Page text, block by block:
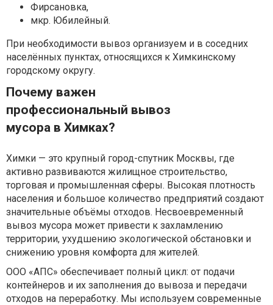
Фирсановка,
мкр. Юбилейный.
При необходимости вывоз организуем и в соседних
населённых пунктах, относящихся к Химкинскому
городскому округу.
Почему важен
профессиональный вывоз
мусора в Химках?
Химки — это крупный город-спутник Москвы, где
активно развиваются жилищное строительство,
торговая и промышленная сферы. Высокая плотность
населения и большое количество предприятий создают
значительные объёмы отходов. Несвоевременный
вывоз мусора может привести к захламлению
территории, ухудшению экологической обстановки и
снижению уровня комфорта для жителей.
ООО «АПС» обеспечивает полный цикл: от подачи
контейнеров и их заполнения до вывоза и передачи
отходов на переработку. Мы используем современные